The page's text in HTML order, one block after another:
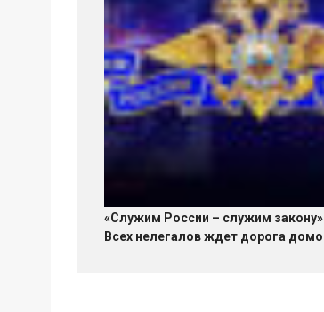
«Служим России – служим закону»
Всех нелегалов ждет дорога